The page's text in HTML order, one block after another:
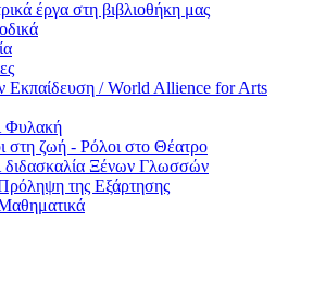
έργα στη βιβλιοθήκη μας
Εκπαίδευση / World Allience for Arts
Φυλακή
στη ζωή - Ρόλοι στο Θέατρο
διδασκαλία Ξένων Γλωσσών
της Εξάρτησης